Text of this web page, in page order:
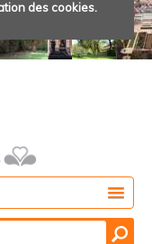
des cookies.